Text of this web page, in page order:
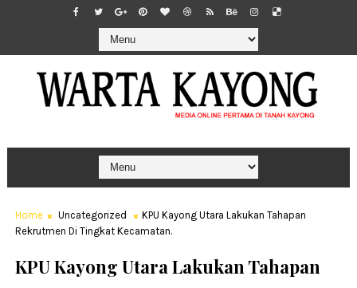
Home Uncategorized
KPU Kayong Utara Lakukan Tahapan
Rekrutmen Di Tingkat Kecamatan.
KPU Kayong Utara Lakukan Tahapan